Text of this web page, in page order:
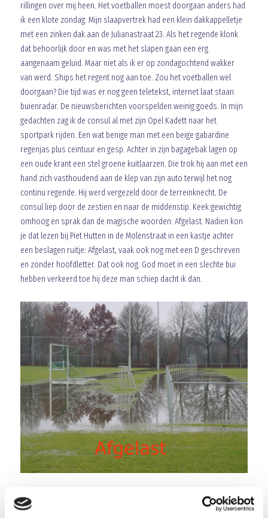
rillingen over mij heen. Het voetballen moest doorgaan anders had
ik een klote zondag. Mijn slaapvertrek had een klein dakkappelletje
met een zinken dak aan de Julianastraat 23. Als het regende klonk
dat behoorlijk door en was met het slapen gaan een erg
aangenaam geluid. Maar niet als ik er op zondagochtend wakker
van werd. Ships het regent nog aan toe. Zou het voetballen wel
doorgaan? Die tijd was er nog geen teletekst, internet laat staan
buienradar. De nieuwsberichten voorspelden weinig goeds. In mijn
gedachten zag ik de consul al met zijn Opel Kadett naar het
sportpark rijden. Een wat benige man met een beige gabardine
regenjas plus ceintuur en gesp. Achter in zijn bagagebak lagen op
een oude krant een stel groene kuitlaarzen. Die trok hij aan met een
hand zich vasthoudend aan de klep van zijn auto terwijl het nog
continu regende. Hij werd vergezeld door de terreinknecht. De
consul liep door de zestien en naar de middenstip. Keek gewichtig
omhoog en sprak dan de magische woorden: Afgelast. Nadien kon
je dat lezen bij Piet Hutten in de Molenstraat in een kastje achter
een beslagen ruitje: Afgelast, vaak ook nog met een D geschreven
en zonder hoofdletter. Dat ook nog. God moet in een slechte bui
hebben verkeerd toe hij deze man schiep dacht ik dan.
Dingen
Ik heb eigenlijk niet zoveel met Hockey. Draag onze buren van Geel-